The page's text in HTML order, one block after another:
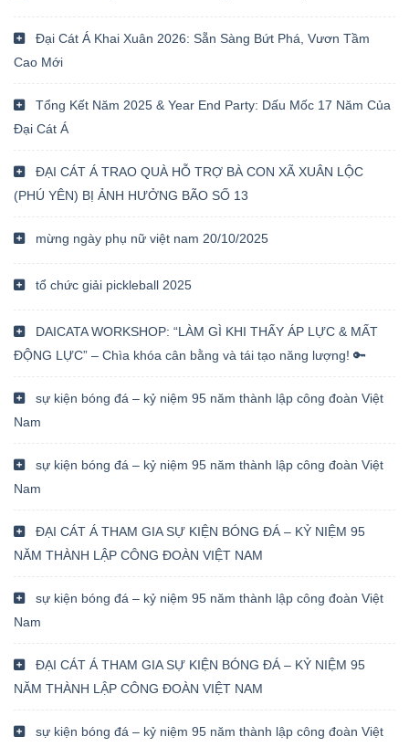
Đại Cát Á Khai Xuân 2026: Sẵn Sàng Bứt Phá, Vươn Tầm
Cao Mới
Tổng Kết Năm 2025 & Year End Party: Dấu Mốc 17 Năm Của
Đại Cát Á
ĐẠI CÁT Á TRAO QUÀ HỖ TRỢ BÀ CON XÃ XUÂN LỘC
(PHÚ YÊN) BỊ ẢNH HƯỞNG BÃO SỐ 13
mừng ngày phụ nữ việt nam 20/10/2025
tổ chức giải pickleball 2025
DAICATA WORKSHOP: “LÀM GÌ KHI THẤY ÁP LỰC & MẤT
ĐỘNG LỰC” – Chìa khóa cân bằng và tái tạo năng lượng! 🔑
sự kiện bóng đá – kỷ niệm 95 năm thành lập công đoàn Việt
Nam
sự kiện bóng đá – kỷ niệm 95 năm thành lập công đoàn Việt
Nam
ĐẠI CÁT Á THAM GIA SỰ KIỆN BÓNG ĐÁ – KỶ NIỆM 95
NĂM THÀNH LẬP CÔNG ĐOÀN VIỆT NAM
sự kiện bóng đá – kỷ niệm 95 năm thành lập công đoàn Việt
Nam
ĐẠI CÁT Á THAM GIA SỰ KIỆN BÓNG ĐÁ – KỶ NIỆM 95
NĂM THÀNH LẬP CÔNG ĐOÀN VIỆT NAM
sự kiện bóng đá – kỷ niệm 95 năm thành lập công đoàn Việt